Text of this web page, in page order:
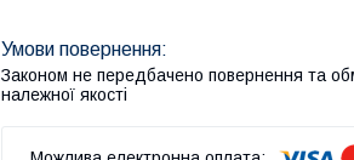
Законом не передбачено повернення та
належної якості